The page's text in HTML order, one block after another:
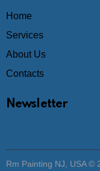
Home
Services
About Us
Contacts
Newsletter
Rm Painting NJ, USA ©